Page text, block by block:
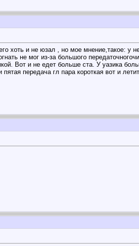
хоть и не юзал , но мое мнение,такое: у
не мог из-за большого
Вот и не едет больше ста. У уазика
передача гл пара короткая вот и